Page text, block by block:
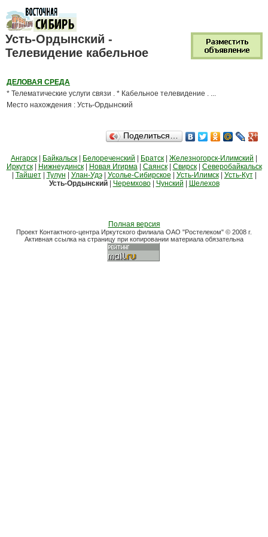
Усть-Ордынский -
Телевидение кабельное
ДЕЛОВАЯ СРЕДА
* Телематические услуги связи . * Кабельное телевидение . ...
Место нахождения : Усть-Ордынский
Поделиться…
Ангарск Байкальск Белореченский Братск Железногорск-Илимский
Иркутск| Нижнеудинск| Новая Игирма| Саянск| Свирск| Северобайкальск
Тайшет| Тулун Улан-Удэ| Усолье-Сибирское Усть-Илимск| Усть-Кут|
Усть-Ордынский| Черемхово| Чунский Шелехов
Полная версия
Проект Контактного-центра Иркутского филиала ОАО "Ростелеком" © 2008 г.
Активная ссылка на страницу при копировании материала обязательна